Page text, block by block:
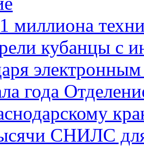
миллиона
кубанцы с
года
СНИЛС